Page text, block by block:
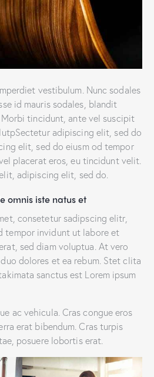
vestibulum. Nunc sodales
id mauris sodales, blandit
tincidunt, ante vel suscipit
adipiscing elit, sed do
elit, sed do eiusm od tempor
placerat eros, eu tincidunt velit.
adipiscing elit, sed do.
omnis iste natus et
consetetur sadipscing elitr,
tempor invidunt ut labore et
sed diam voluptua. At vero
dolores et ea rebum. Stet clita
sanctus est Lorem ipsum
ac vehicula. Cras congue eros
erat bibendum. Cras turpis
posuere lobortis erat.